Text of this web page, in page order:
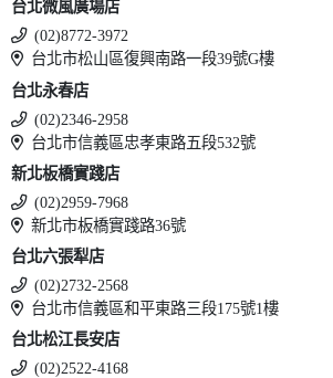
台北微風廣場店
(02)8772-3972
台北市松山區復興南路一段39號G樓
台北永春店
(02)2346-2958
台北市信義區忠孝東路五段532號
新北板橋實踐店
(02)2959-7968
新北市板橋實踐路36號
台北六張犁店
(02)2732-2568
台北市信義區和平東路三段175號1樓
台北松江長安店
(02)2522-4168